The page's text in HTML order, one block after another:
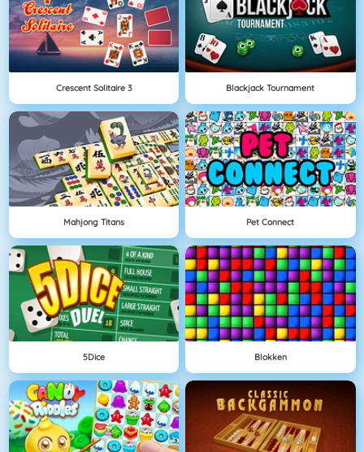
Crescent Solitaire 3 Blackjack Tournament
Mahjong Titans Pet Connect
5Dice Blokken